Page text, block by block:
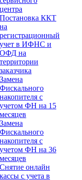
центра
Постановка ККТ
на
регистрационный
учет в ИФНС и
ОФД на
территории
заказчика
Замена
Фискального
накопителя с
учетом ФН на 15
месяцев
Замена
Фискального
накопителя с
учетом ФН на 36
месяцев
Снятие онлайн
кассы с учета в